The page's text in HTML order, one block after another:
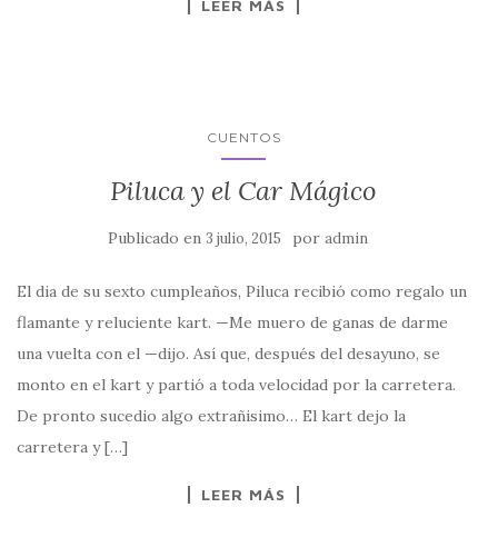
LEER MÁS
CUENTOS
Piluca y el Car Mágico
Publicado en 3 julio, 2015 por admin
El dia de su sexto cumpleaños, Piluca recibió como regalo un
flamante y reluciente kart. —Me muero de ganas de darme
una vuelta con el —dijo. Así que, después del desayuno, se
monto en el kart y partió a toda velocidad por la carretera.
De pronto sucedio algo extrañisimo… El kart dejo la
carretera y […]
LEER MÁS